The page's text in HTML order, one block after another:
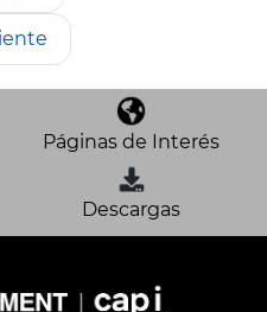
Páginas de Interés
Descargas